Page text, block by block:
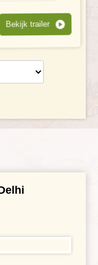
Bekijk trailer